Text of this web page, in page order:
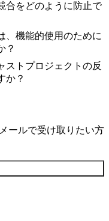
合をどのように防止で
、機能的使用のために
？
ストプロジェクトの反
か？
ールで受け取りたい方